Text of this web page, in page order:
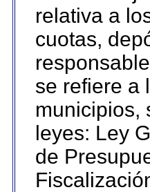
relativa a
cuotas,
se refiere a
municipios,
leyes: Ley
de